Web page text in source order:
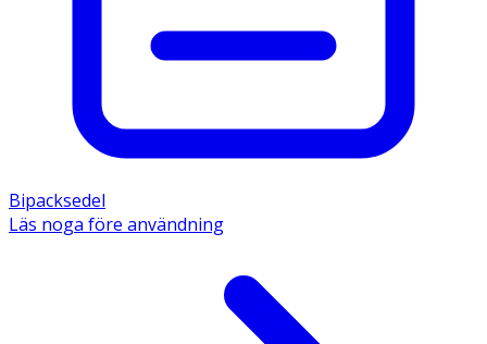
Bipacksedel
Läs noga före användning